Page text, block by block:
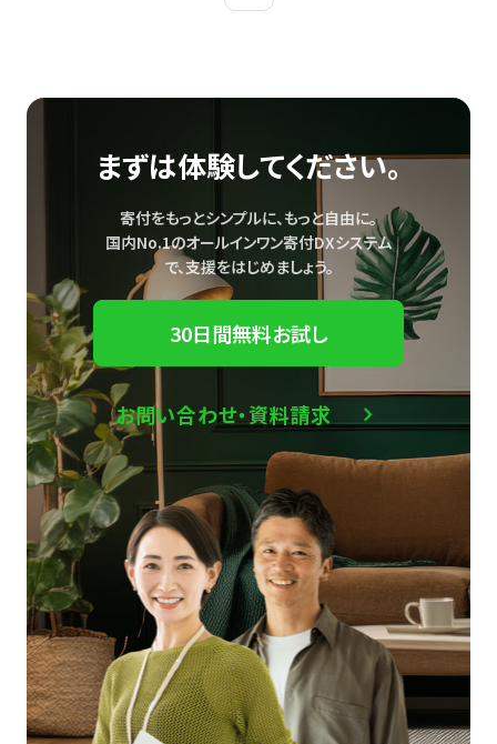
まずは体験してください。
寄付をもっとシンプルに、もっと自由に。
国内No.1のオールインワン寄付DXシステム
で、支援をはじめましょう。
30日間無料お試し
お問い合わせ・資料請求